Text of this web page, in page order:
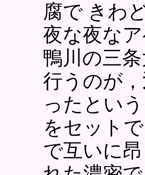
腐で きわ
夜な夜な
鴨川の三
行うのが，
ったとい
をセット
で互いに